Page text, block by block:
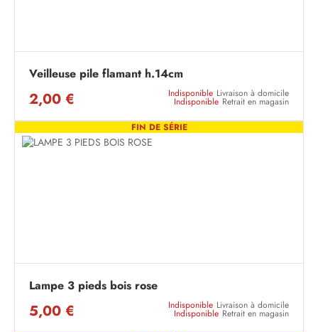
Veilleuse pile flamant h.14cm
2,00 € Indisponible Livraison à domicile
Indisponible Retrait en magasin
FIN DE SÉRIE
Lampe 3 pieds bois rose
5,00 € Indisponible Livraison à domicile
Indisponible Retrait en magasin